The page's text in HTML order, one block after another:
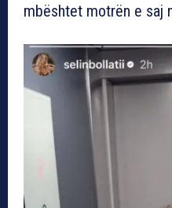
mbështet motrën e saj